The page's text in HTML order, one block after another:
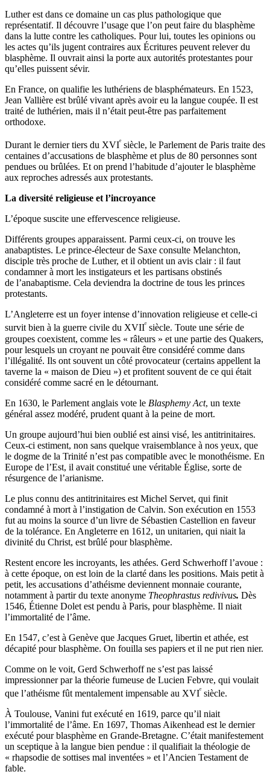
Luther est dans ce domaine un cas plus pathologique que
représentatif. Il découvre l’usage que l’on peut faire du blasphème
dans la lutte contre les catholiques. Pour lui, toutes les opinions ou
les actes qu’ils jugent contraires aux Écritures peuvent relever du
blasphème. Il ouvrait ainsi la porte aux autorités protestantes pour
qu’elles puissent sévir.
En France, on qualifie les luthériens de blasphémateurs. En 1523,
Jean Vallière est brûlé vivant après avoir eu la langue coupée. Il est
traité de luthérien, mais il n’était peut-être pas parfaitement
orthodoxe.
Durant le dernier tiers du XVIᵉ siècle, le Parlement de Paris traite des
centaines d’accusations de blasphème et plus de 80 personnes sont
pendues ou brûlées. Et on prend l’habitude d’ajouter le blasphème
aux reproches adressés aux protestants.
La diversité religieuse et l’incroyance
L’époque suscite une effervescence religieuse.
Différents groupes apparaissent. Parmi ceux-ci, on trouve les
anabaptistes. Le prince-électeur de Saxe consulte Melanchton,
disciple très proche de Luther, et il obtient un avis clair : il faut
condamner à mort les instigateurs et les partisans obstinés
de l’anabaptisme. Cela deviendra la doctrine de tous les princes
protestants.
L’Angleterre est un foyer intense d’innovation religieuse et celle-ci
survit bien à la guerre civile du XVIIᵉ siècle. Toute une série de
groupes coexistent, comme les « râleurs » et une partie des Quakers,
pour lesquels un croyant ne pouvait être considéré comme dans
l’illégalité. Ils ont souvent un côté provocateur (certains appellent la
taverne la « maison de Dieu ») et profitent souvent de ce qui était
considéré comme sacré en le détournant.
En 1630, le Parlement anglais vote le Blasphemy Act, un texte
général assez modéré, prudent quant à la peine de mort.
Un groupe aujourd’hui bien oublié est ainsi visé, les antitrinitaires.
Ceux-ci estiment, non sans quelque vraisemblance à nos yeux, que
le dogme de la Trinité n’est pas compatible avec le monothéisme. En
Europe de l’Est, il avait constitué une véritable Église, sorte de
résurgence de l’arianisme.
Le plus connu des antitrinitaires est Michel Servet, qui finit
condamné à mort à l’instigation de Calvin. Son exécution en 1553
fut au moins la source d’un livre de Sébastien Castellion en faveur
de la tolérance. En Angleterre en 1612, un unitarien, qui niait la
divinité du Christ, est brûlé pour blasphème.
Restent encore les incroyants, les athées. Gerd Schwerhoff l’avoue :
à cette époque, on est loin de la clarté dans les positions. Mais petit à
petit, les accusations d’athéisme deviennent monnaie courante,
notamment à partir du texte anonyme Theophrastus redivivus. Dès
1546, Étienne Dolet est pendu à Paris, pour blasphème. Il niait
l’immortalité de l’âme.
En 1547, c’est à Genève que Jacques Gruet, libertin et athée, est
décapité pour blasphème. On fouilla ses papiers et il ne put rien nier.
Comme on le voit, Gerd Schwerhoff ne s’est pas laissé
impressionner par la théorie fumeuse de Lucien Febvre, qui voulait
que l’athéisme fût mentalement impensable au XVIᵉ siècle.
À Toulouse, Vanini fut exécuté en 1619, parce qu’il niait
l’immortalité de l’âme. En 1697, Thomas Aikenhead est le dernier
exécuté pour blasphème en Grande-Bretagne. C’était manifestement
un sceptique à la langue bien pendue : il qualifiait la théologie de
« rhapsodie de sottises mal inventées » et l’Ancien Testament de
fable.